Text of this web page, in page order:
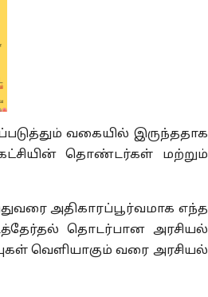
வகையில் இருந்ததாக
தொண்டர்கள் மற்றும்
அதிகாரப்பூர்வமாக எந்த
தொடர்பான அரசியல்
வெளியாகும் வரை அரசியல்